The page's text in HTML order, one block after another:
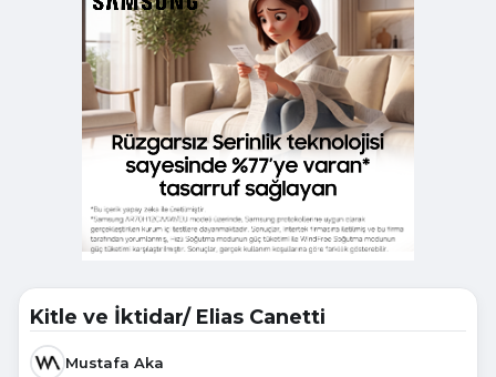
Kitle ve İktidar/ Elias Canetti
Mustafa Aka